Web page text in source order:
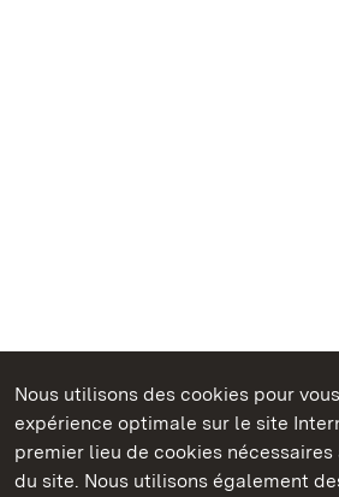
Nous utilisons des cookies pour
expérience optimale sur le site
premier lieu de cookies
du site. Nous utilisons également
Châteaux et jardins publics du